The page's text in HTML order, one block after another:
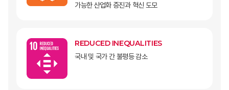
가능한 산업화 증진과 혁신 도모
REDUCED INEQUALITIES
국내 및 국가 간 불평등 감소